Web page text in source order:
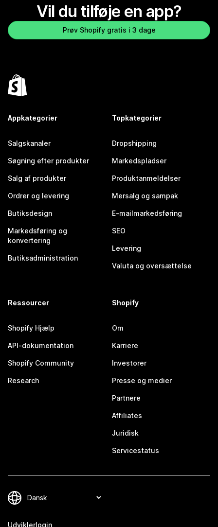
Vil du tilføje en app?
Prøv Shopify gratis i 3 dage
Appkategorier
Salgskanaler
Søgning efter produkter
Salg af produkter
Ordrer og levering
Butiksdesign
Markedsføring og
konvertering
Butiksadministration
Topkategorier
Dropshipping
Markedspladser
Produktanmeldelser
Mersalg og sampak
E-mailmarkedsføring
SEO
Levering
Valuta og oversættelse
Ressourcer
Shopify Hjælp
API-dokumentation
Shopify Community
Research
Shopify
Om
Karriere
Investorer
Presse og medier
Partnere
Affiliates
Juridisk
Servicestatus
Udviklerlogin